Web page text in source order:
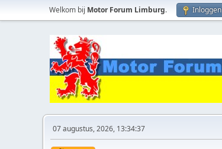
Welkom bij Motor Forum Limburg. Inloggen
07 augustus, 2026, 13:34:37